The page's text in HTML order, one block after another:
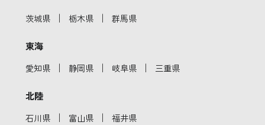
茨城県 ｜ 栃木県 ｜ 群馬県
東海
愛知県 ｜ 静岡県 ｜ 岐阜県 ｜ 三重県
北陸
石川県 ｜ 富山県 ｜ 福井県